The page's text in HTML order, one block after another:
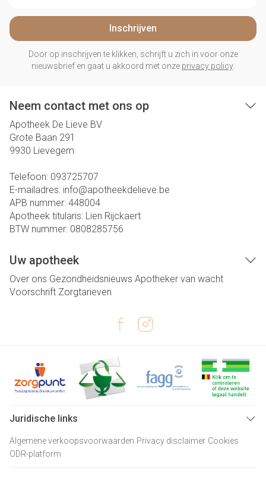
Inschrijven
Door op inschrijven te klikken, schrijft u zich in voor onze
nieuwsbrief en gaat u akkoord met onze privacy policy.
Neem contact met ons op
Apotheek De Lieve BV
Grote Baan 291
9930 Lievegem
Telefoon: 093725707
E-mailadres: info@apotheekdelieve.be
APB nummer: 448004
Apotheek titularis: Lien Rijckaert
BTW nummer: 0808285756
Uw apotheek
Over ons Gezondheidsnieuws Apotheker van wacht
Voorschrift Zorgtarieven
Juridische links
Algemene verkoopsvoorwaarden Privacy disclaimer Cookies
ODR-platform